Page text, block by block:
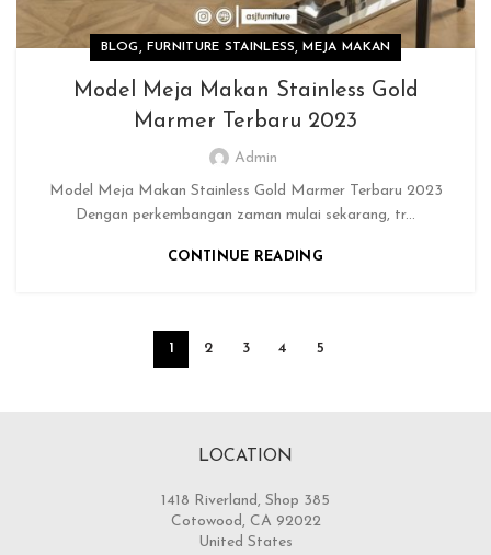
BLOG, FURNITURE STAINLESS,MEJA MAKAN
Model Meja Makan Stainless Gold
Marmer Terbaru 2023
Admin
Model Meja Makan Stainless Gold Marmer Terbaru 2023
Dengan perkembangan zaman mulai sekarang, tr...
CONTINUE READING
1 2 3 4 5
LOCATION
1418 Riverland, Shop 385
Cotowood, CA 92022
United States